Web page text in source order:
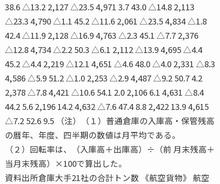
38.6 △13.2 2,127 △23.5 4,971 3.7 43.0 △14.8 2,113
△23.3 4,790 △1.1 45.2 △11.6 2,061 △23.5 4,834 △1.8
42.4 △11.9 2,128 △16.9 4,763 △2.3 45.1 △7.7 2,376
△12.8 4,734 △2.2 50.3 △6.1 2,112 △13.9 4,695 △4.4
45.2 △4.4 2,219 △12.1 4,651 △4.6 48.0 △4.0 2,331 △8.3
4,586 △5.9 51.2 △1.0 2,253 △2.9 4,487 △9.2 50.7 4.2
2,378 △7.8 4,421 △10.6 54.1 2.0 2,106 6.1 4,631 △8.4
44.2 5.6 2,196 14.2 4,632 △7.6 47.4 8.8 2,422 13.9 4,615
△7.2 52.6 9.5 （注）（１）普通倉庫の入庫高・保管残高
の暦年、年度、四半期の数値は月平均である。
（２）回転率は、（入庫高＋出庫高）÷（前 月末残高＋
当月末残高）×100で算出した。
資料出所倉庫大手21社の合計トン数 《航空貨物》 航空